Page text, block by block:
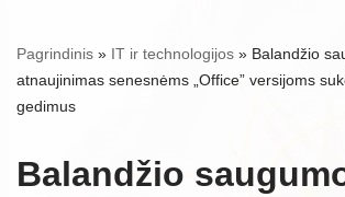
Pagrindinis » IT ir technologijos » Balandžio
atnaujinimas senesnėms „Office” versijoms
gedimus
Balandžio